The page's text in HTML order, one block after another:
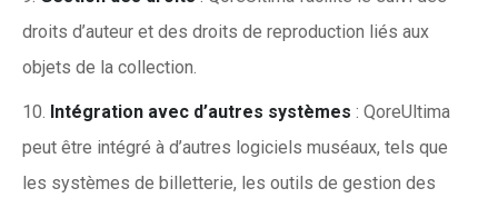
droits d’auteur et des droits de reproduction liés aux
objets de la collection.
Intégration avec d’autres systèmes : QoreUltima
peut être intégré à d’autres logiciels muséaux, tels que
les systèmes de billetterie, les outils de gestion des